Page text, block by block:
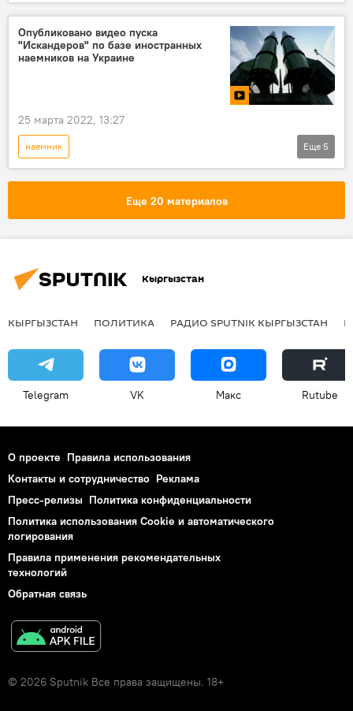
Спецоперация России по защите Донбасса
В мире
США
вооруженные силы
Украина
Опубликовано видео пуска
"Искандеров" по базе иностранных
наемников на Украине
25 марта 2022, 13:27
наемник
Спецоперация России по защите Донбасса
комплекс "Искандер-М"
видео
Еще 5
Еще 20 материалов
Кыргызстан
КЫРГЫЗСТАН ПОЛИТИКА РАДИО SPUTNIK КЫРГЫЗСТАН
Telegram VK Макс Rutube
О проекте Правила использования
Контакты и сотрудничество Реклама
Пресс-релизы Политика конфиденциальности
Политика использования Cookie и автоматического
логирования
Правила применения рекомендательных
технологий
Обратная связь
© 2026 Sputnik Все права защищены. 18+